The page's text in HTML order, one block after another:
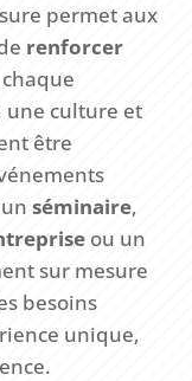
permet aux
renforcer
une culture et
être
unséminaire,
ou un
sur mesure
besoins
unique,